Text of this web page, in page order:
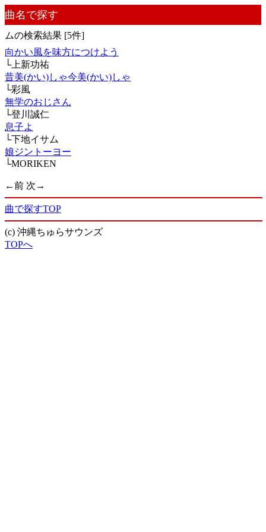
曲名で探す
ムの検索結果 [5件]
向かい風を味方につけよう
└上新功祐
昔美(かい)しゃ今美(かい)しゃ
└彩風
無学のおじさん
└登川誠仁
息子よ
└下地イサム
娘ジントーヨー
└MORIKEN
←前 次→
曲で探すTOP
(c) 沖縄ちゅらサウンズ
TOPへ